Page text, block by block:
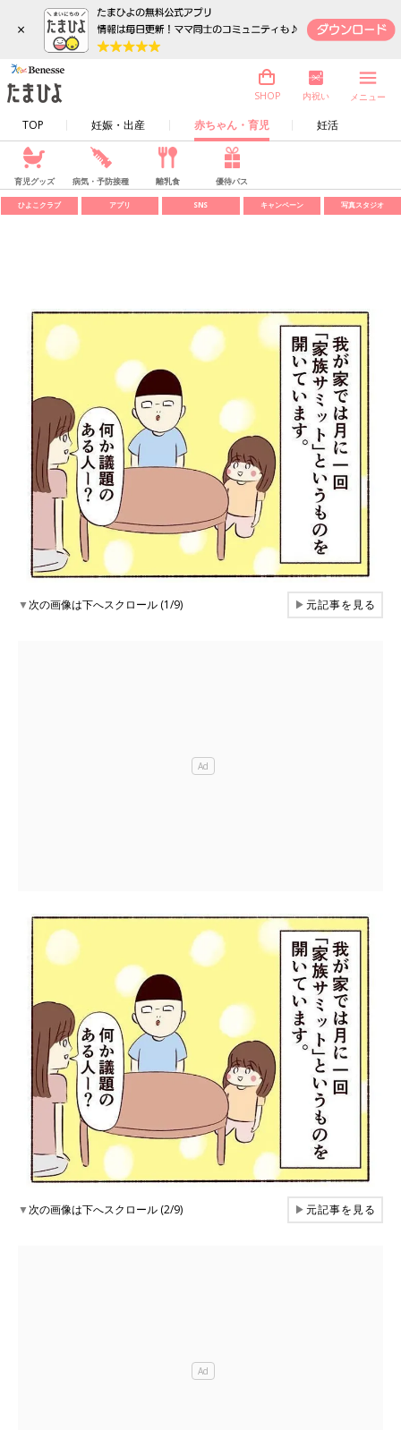
×
TOP 妊娠・出産 赤ちゃん・育児 妊活
SHOP 内祝い メニュー
育児グッズ 病気・予防接種 離乳食 優待パス
ひよこクラブ アプリ SNS キャンペーン 写真スタジオ
▼次の画像は下へスクロール (1/9) ▶元記事を見る
▼次の画像は下へスクロール (2/9) ▶元記事を見る